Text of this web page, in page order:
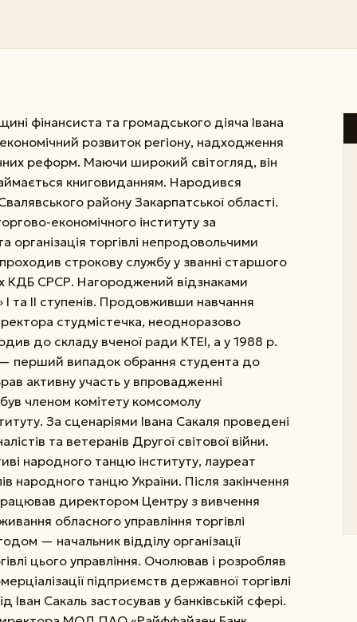
фінансиста та громадського діяча Івана
розвиток регіону, надходження
реформ. Маючи широкий світогляд, він
книговиданням. Народився
району Закарпатської області.
економічного інституту за
організація торгівлі непродовольчими
строкову службу у званні старшого
КДБ СРСР. Нагороджений відзнаками
та ІІ ступенів. Продовживши навчання
студмістечка, неодноразово
до складу вченої ради КТЕІ, а у 1988 р.
— перший випадок обрання студента до
активну участь у впровадженні
членом комітету комсомолу
За сценаріями Івана Сакаля проведені
та ветеранів Другої світової війни.
народного танцю інституту, лауреат
народного танцю України. Після закінчення
директором Центру з вивчення
обласного управління торгівлі
— начальник відділу організації
цього управління. Очолював і розробляв
підприємств державної торгівлі
Сакаль застосував у банківській сфері.